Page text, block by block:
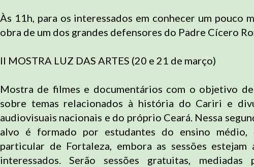
Às 11h, para os interessados em conhecer um pouco
obra de um dos grandes defensores do Padre Cícero
II MOSTRA LUZ DAS ARTES (20 e 21 de março)
Mostra de filmes e documentários com o objetivo
sobre temas relacionados à história do Cariri e
audiovisuais nacionais e do próprio Ceará. Nessa
alvo é formado por estudantes do ensino
particular de Fortaleza, embora as sessões
interessados. Serão sessões gratuitas,